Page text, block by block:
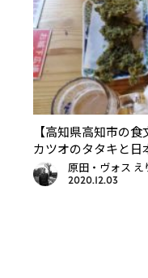
【高知県高知市の
カツオのタタキと日
原田・ヴォス え
2020.12.03